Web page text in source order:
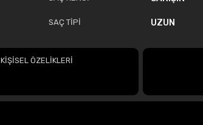
SAÇ TİPİ UZUN
KİŞİSEL ÖZELİKLERİ